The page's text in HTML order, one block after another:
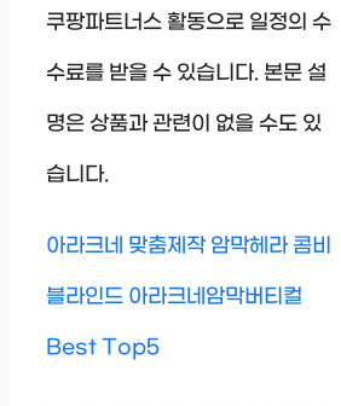
쿠팡파트너스 활동으로 일정의 수
수료를 받을 수 있습니다. 본문 설
명은 상품과 관련이 없을 수도 있
습니다.
아라크네 맞춤제작 암막헤라 콤비
블라인드 아라크네암막버티컬
Best Top5